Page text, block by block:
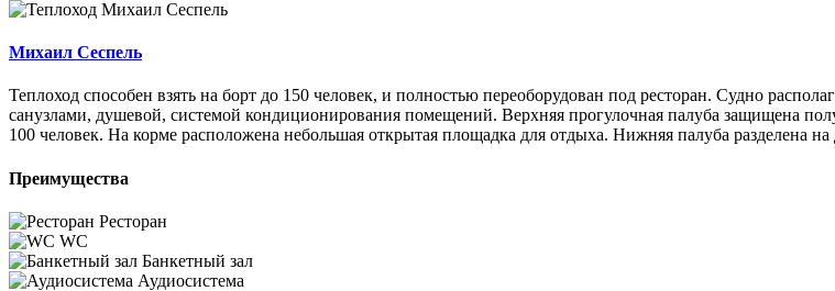
Михаил Сеспель
Теплоход способен взять на борт до 150 человек, и полностью переоборудован под ресторан. Судно
санузлами, душевой, системой кондиционирования помещений. Верхняя прогулочная палуба защищена
100 человек. На корме расположена небольшая открытая площадка для отдыха. Нижняя палуба разделена
Преимущества
Ресторан
WC
Банкетный зал
Аудиосистема